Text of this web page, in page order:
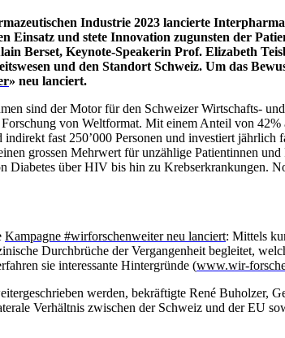
Industrie 2023 lancierte
Einsatz und stete Innovation zugunsten der
Berset, Keynote-Speakerin Prof. Elizabeth
und den Standort Schweiz. Um das
» neu lanciert.
sind der Motor für den Schweizer Wirtschafts-
von Weltformat. Mit einem Anteil von
fast 250’000 Personen und investiert
grossen Mehrwert für unzählige Patientinnen
Diabetes über HIV bis hin zu Krebserkrankungen.
Kampagne #wirforschenweiter neu lanciert: Mittels
Durchbrüche der Vergangenheit begleitet,
sie interessante Hintergründe (www.wir-
werden, bekräftigte René Buholzer,
Verhältnis zwischen der Schweiz und der EU